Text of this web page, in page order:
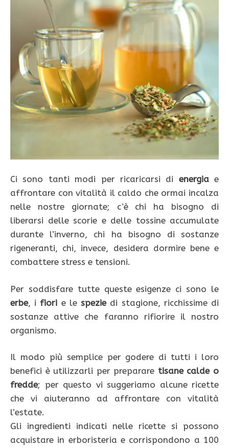
Ci sono tanti modi per ricaricarsi di energiae
affrontare con vitalità il caldo che ormai incalza
nelle nostre giornate; c’è chi ha bisogno di
liberarsi delle scorie e delle tossine accumulate
durante l’inverno, chi ha bisogno di sostanze
rigeneranti, chi, invece, desidera dormire bene e
combattere stress e tensioni.
Per soddisfare tutte queste esigenze ci sono le
erbe, i fiori e lespeziedi stagione, ricchissime di
sostanze attive che faranno rifiorire il nostro
organismo.
Il modo più semplice per godere di tutti i loro
benefici è utilizzarli per preparare tisane calde o
fredde; per questo vi suggeriamo alcune ricette
che vi aiuteranno ad affrontare con vitalità
l’estate.
Gli ingredienti indicati nelle ricette si possono
acquistare in erboristeria e corrispondono a 100